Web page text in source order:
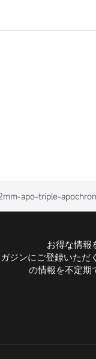
apo-triple-
お得な情報
ジンにご登録いた
の情報を不定期